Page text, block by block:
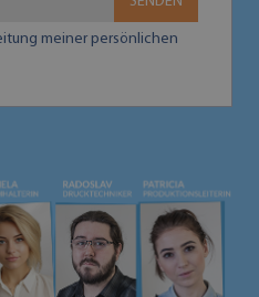
meiner persönlichen